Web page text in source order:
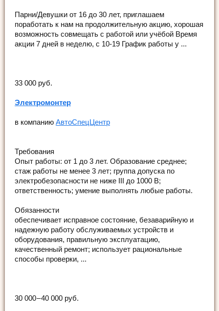
Парни/Девушки от 16 до 30 лет, приглашаем
поработать к нам на продолжительную акцию, хорошая
возможность совмещать с работой или учёбой Время
акции 7 дней в неделю, с 10-19 График работы у ...
33 000 руб.
Электромонтер
в компанию АвтоСпецЦентр
Требования
Опыт работы: от 1 до 3 лет. Образование среднее;
стаж работы не менее 3 лет; группа допуска по
электробезопасности не ниже III до 1000 В;
ответственность; умение выполнять любые работы.
Обязанности
обеспечивает исправное состояние, безаварийную и
надежную работу обслуживаемых устройств и
оборудования, правильную эксплуатацию,
качественный ремонт; использует рациональные
способы проверки, ...
30 000 – 40 000 руб.